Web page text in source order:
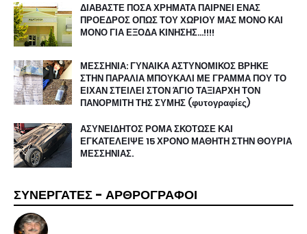
ΔΙΑΒΑΣΤΕ ΠΟΣΑ ΧΡΗΜΑΤΑ ΠΑΙΡΝΕΙ ΕΝΑΣ
ΠΡΟΕΔΡΟΣ ΟΠΩΣ ΤΟΥ ΧΩΡΙΟΥ ΜΑΣ ΜΟΝΟ ΚΑΙ
ΜΟΝΟ ΓΙΑ ΕΞΟΔΑ ΚΙΝΗΣΗΣ…!!!!
ΜΕΣΣΗΝΙΑ: ΓΥΝΑΙΚΑ ΑΣΤΥΝΟΜΙΚΟΣ ΒΡΗΚΕ
ΣΤΗΝ ΠΑΡΑΛΙΑ ΜΠΟΥΚΑΛΙ ΜΕ ΓΡΑΜΜΑ ΠΟΥ ΤΟ
ΕΙΧΑΝ ΣΤΕΙΛΕΙ ΣΤΟΝ ΆΓΙΟ ΤΑΞΙΑΡΧΗ ΤΟΝ
ΠΑΝΟΡΜΙΤΗ ΤΗΣ ΣΥΜΗΣ (φυτογραφίες)
ΑΣΥΝΕΙΔΗΤΟΣ ΡΟΜΑ ΣΚΟΤΩΣΕ ΚΑΙ
ΕΓΚΑΤΕΛΕΙΨΕ 15 ΧΡΟΝΟ ΜΑΘΗΤΗ ΣΤΗΝ ΘΟΥΡΙΑ
ΜΕΣΣΗΝΙΑΣ.
ΣΥΝΕΡΓΑΤΕΣ - ΑΡΘΡΟΓΡΑΦΟΙ